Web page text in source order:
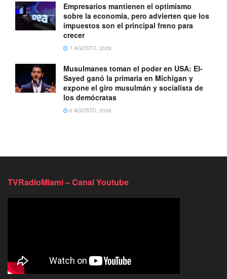
Empresarios mantienen el optimismo
sobre la economía, pero advierten que los
impuestos son el principal freno para
crecer
7 AGOSTO, 2026
Musulmanes toman el poder en USA: El-
Sayed ganó la primaria en Michigan y
expone el giro musulmán y socialista de
los demócratas
6 AGOSTO, 2026
TVRadioMiami – Canal Youtube